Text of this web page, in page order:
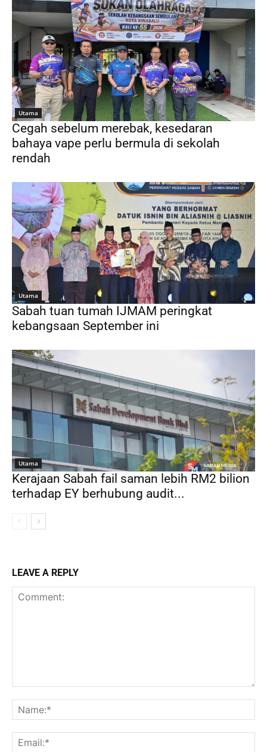
Utama
Cegah sebelum merebak, kesedaran
bahaya vape perlu bermula di sekolah
rendah
Utama
Sabah tuan tumah IJMAM peringkat
kebangsaan September ini
Utama
Kerajaan Sabah fail saman lebih RM2 bilion
terhadap EY berhubung audit...
LEAVE A REPLY